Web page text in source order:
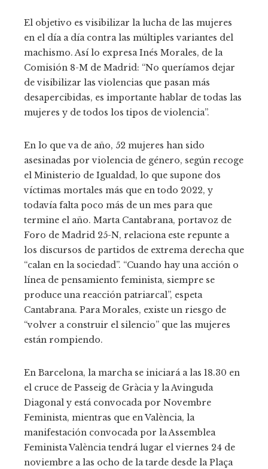
El objetivo es visibilizar la lucha de las mujeres
en el día a día contra las múltiples variantes del
machismo. Así lo expresa Inés Morales, de la
Comisión 8-M de Madrid: “No queríamos dejar
de visibilizar las violencias que pasan más
desapercibidas, es importante hablar de todas las
mujeres y de todos los tipos de violencia”.
En lo que va de año, 52 mujeres han sido
asesinadas por violencia de género, según recoge
el Ministerio de Igualdad, lo que supone dos
víctimas mortales más que en todo 2022, y
todavía falta poco más de un mes para que
termine el año. Marta Cantabrana, portavoz de
Foro de Madrid 25-N, relaciona este repunte a
los discursos de partidos de extrema derecha que
“calan en la sociedad”. “Cuando hay una acción o
línea de pensamiento feminista, siempre se
produce una reacción patriarcal”, espeta
Cantabrana. Para Morales, existe un riesgo de
“volver a construir el silencio” que las mujeres
están rompiendo.
En Barcelona, la marcha se iniciará a las 18.30 en
el cruce de Passeig de Gràcia y la Avinguda
Diagonal y está convocada por Novembre
Feminista, mientras que en València, la
manifestación convocada por la Assemblea
Feminista València tendrá lugar el viernes 24 de
noviembre a las ocho de la tarde desde la Plaça